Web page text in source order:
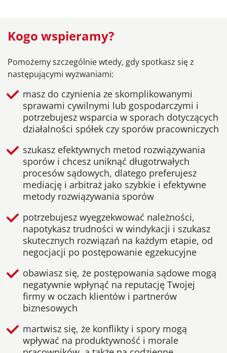
Kogo wspieramy?
Pomożemy szczególnie wtedy, gdy spotkasz się z
następującymi wyzwaniami:
masz do czynienia ze skomplikowanymi
sprawami cywilnymi lub gospodarczymi i
potrzebujesz wsparcia w sporach dotyczących
działalności spółek czy sporów pracowniczych
szukasz efektywnych metod rozwiązywania
sporów i chcesz uniknąć długotrwałych
procesów sądowych, dlatego preferujesz
mediację i arbitraż jako szybkie i efektywne
metody rozwiązywania sporów
potrzebujesz wyegzekwować należności,
napotykasz trudności w windykacji i szukasz
skutecznych rozwiązań na każdym etapie, od
negocjacji po postępowanie egzekucyjne
obawiasz się, że postępowania sądowe mogą
negatywnie wpłynąć na reputację Twojej
firmy w oczach klientów i partnerów
biznesowych
martwisz się, że konflikty i spory mogą
wpływać na produktywność i morale